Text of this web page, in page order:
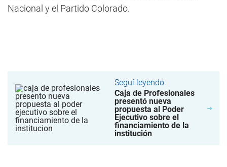
Nacional y el Partido Colorado.
Seguí leyendo
Caja de Profesionales
presentó nueva
propuesta al Poder
Ejecutivo sobre el
financiamiento de la
institución